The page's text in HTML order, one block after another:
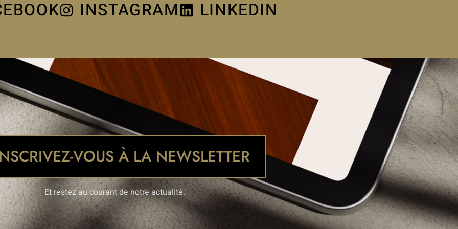
INSTAGRAM LINKEDIN
VOUS À LA NEWSLETTER
Et restez au courant de notre actualité.